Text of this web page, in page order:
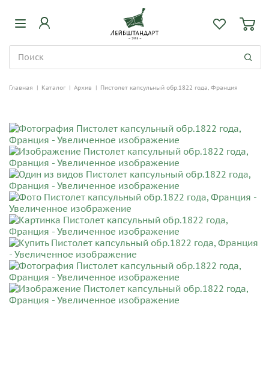
Главная | Каталог | Архив | Пистолет капсульный обр.1822 года, Франция